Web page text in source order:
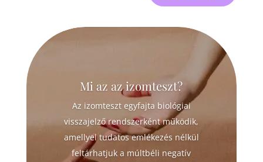
Mi az az izomteszt?
Az izomteszt egyfajta biológiai
visszajelző rendszerként működik,
amellyel tudatos emlékezés nélkül
feltárhatjuk a múltbéli negatív